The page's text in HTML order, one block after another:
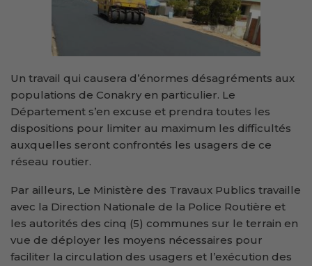
Un travail qui causera d’énormes désagréments aux
populations de Conakry en particulier. Le
Département s’en excuse et prendra toutes les
dispositions pour limiter au maximum les difficultés
auxquelles seront confrontés les usagers de ce
réseau routier.
Par ailleurs, Le Ministère des Travaux Publics travaille
avec la Direction Nationale de la Police Routière et
les autorités des cinq (5) communes sur le terrain en
vue de déployer les moyens nécessaires pour
faciliter la circulation des usagers et l’exécution des